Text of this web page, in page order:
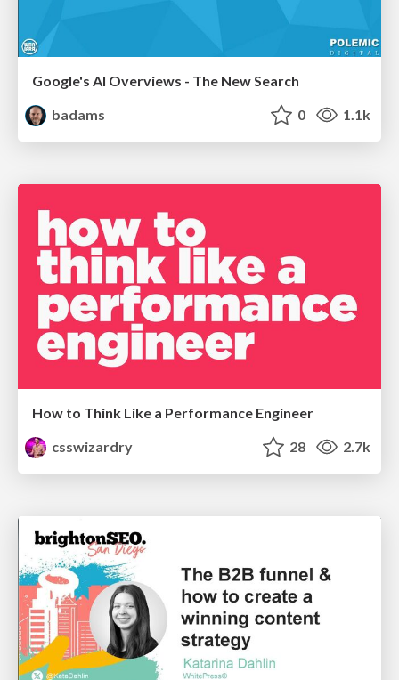
Google's AI Overviews - The New Search
badams
0 1.1k
How to Think Like a Performance Engineer
csswizardry
28 2.7k